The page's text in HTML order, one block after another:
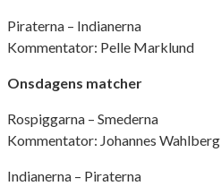
Piraterna – Indianerna
Kommentator: Pelle Marklund
Onsdagens matcher
Rospiggarna – Smederna
Kommentator: Johannes Wahlberg
Indianerna – Piraterna